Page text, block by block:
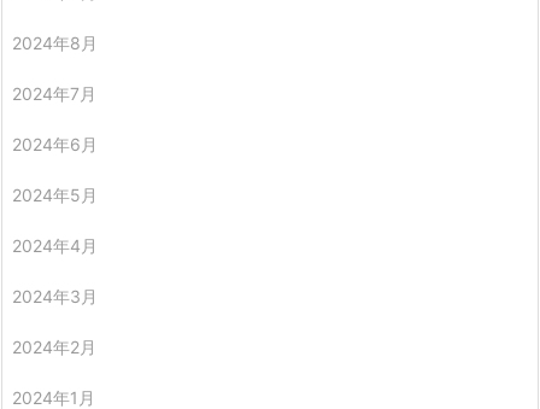
2024年8月
2024年7月
2024年6月
2024年5月
2024年4月
2024年3月
2024年2月
2024年1月